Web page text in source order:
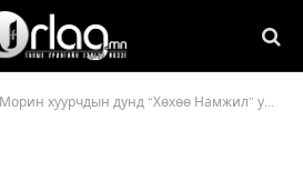
Морин хуурчдын дунд “Хөхөө Намжил” уралдаан зарлагдлаа